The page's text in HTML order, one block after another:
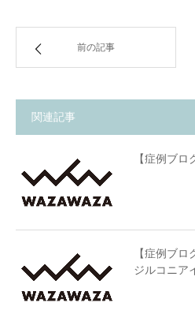
前の記事
関連記事
【症例ブ
【症例ブ
ジルコニア